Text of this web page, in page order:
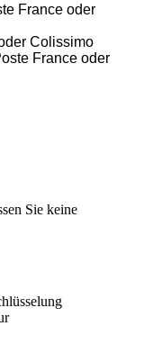
France oder
Colissimo
France oder
Sie keine